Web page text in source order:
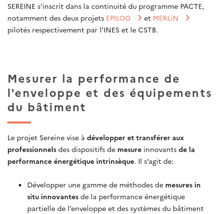
SEREINE s’inscrit dans la continuité du programme PACTE,
notamment des deux projets EPILOG et MERLiN
pilotés respectivement par l’INES et le CSTB.
Mesurer la performance de
l'enveloppe et des équipements
du bâtiment
Le projet Sereine vise à développer et transférer aux
professionnels des dispositifs de mesure innovants de la
performance énergétique intrinsèque. Il s’agit de:
Développer une gamme de méthodes de mesures in
situ innovantes de la performance énergétique
partielle de l’enveloppe et des systèmes du bâtiment